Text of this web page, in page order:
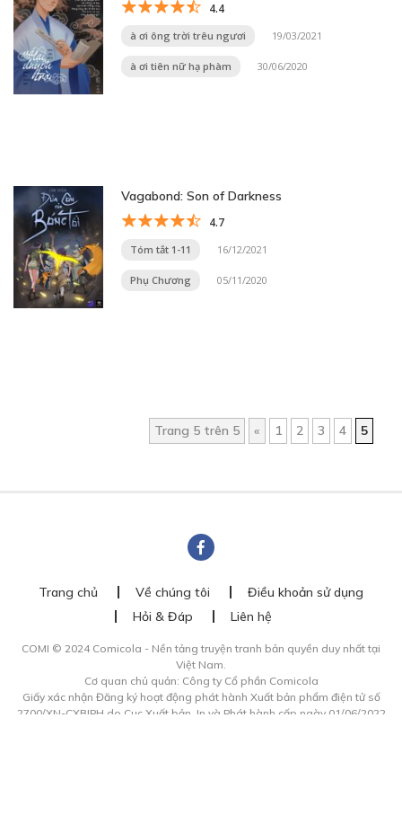
4.4
à ơi ông trời trêu ngươi 19/03/2021
à ơi tiên nữ hạ phàm 30/06/2020
Vagabond: Son of Darkness
4.7
Tóm tắt 1-11 16/12/2021
Phụ Chương 05/11/2020
Trang 5 trên 5 « 1 2 3 4 5
Trang chủ Về chúng tôi
Điều khoản sử dụng
Hỏi & Đáp
Liên hệ
COMI © 2024 Comicola - Nền tảng truyện tranh bản quyền duy nhất tại
Việt Nam.
Cơ quan chủ quản: Công ty Cổ phần Comicola
Giấy xác nhận Đăng ký hoạt động phát hành Xuất bản phẩm điện tử số
2700/XN-CXBIPH do Cục Xuất bản, In và Phát hành cấp ngày 01/06/2022